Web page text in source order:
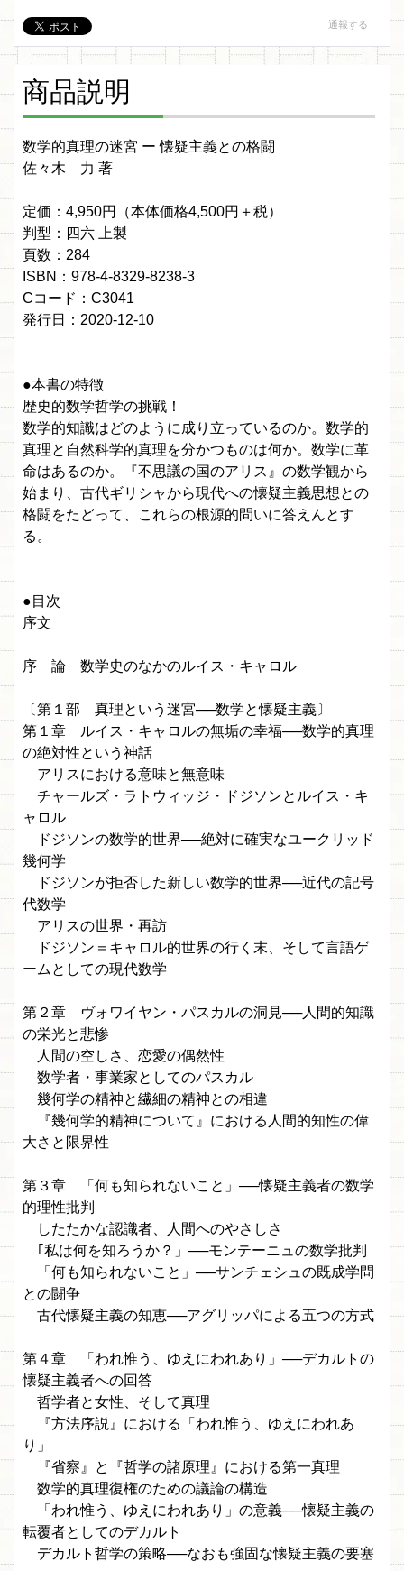
通報する
商品説明
数学的真理の迷宮 ー 懐疑主義との格闘
佐々木 力 著
定価：4,950円（本体価格4,500円＋税）
判型：四六 上製
頁数：284
ISBN：978-4-8329-8238-3
Cコード：C3041
発行日：2020-12-10
●本書の特徴
歴史的数学哲学の挑戦！
数学的知識はどのように成り立っているのか。数学的
真理と自然科学的真理を分かつものは何か。数学に革
命はあるのか。『不思議の国のアリス』の数学観から
始まり、古代ギリシャから現代への懐疑主義思想との
格闘をたどって、これらの根源的問いに答えんとす
る。
●目次
序文
序 論 数学史のなかのルイス・キャロル
〔第１部 真理という迷宮──数学と懐疑主義〕
第１章 ルイス・キャロルの無垢の幸福──数学的真理
の絶対性という神話
アリスにおける意味と無意味
チャールズ・ラトウィッジ・ドジソンとルイス・キ
ャロル
ドジソンの数学的世界──絶対に確実なユークリッド
幾何学
ドジソンが拒否した新しい数学的世界──近代の記号
代数学
アリスの世界・再訪
ドジソン＝キャロル的世界の行く末、そして言語ゲ
ームとしての現代数学
第２章 ヴォワイヤン・パスカルの洞見──人間的知識
の栄光と悲惨
人間の空しさ、恋愛の偶然性
数学者・事業家としてのパスカル
幾何学の精神と繊細の精神との相違
『幾何学的精神について』における人間的知性の偉
大さと限界性
第３章 「何も知られないこと」──懐疑主義者の数学
的理性批判
したたかな認識者、人間へのやさしさ
｢私は何を知ろうか？」──モンテーニュの数学批判
「何も知られないこと」──サンチェシュの既成学問
との闘争
古代懐疑主義の知恵──アグリッパによる五つの方式
第４章 「われ惟う、ゆえにわれあり」──デカルトの
懐疑主義者への回答
哲学者と女性、そして真理
『方法序説』における「われ惟う、ゆえにわれあ
り」
『省察』と『哲学の諸原理』における第一真理
数学的真理復権のための議論の構造
「われ惟う、ゆえにわれあり」の意義──懐疑主義の
転覆者としてのデカルト
デカルト哲学の策略──なおも強固な懐疑主義の要塞